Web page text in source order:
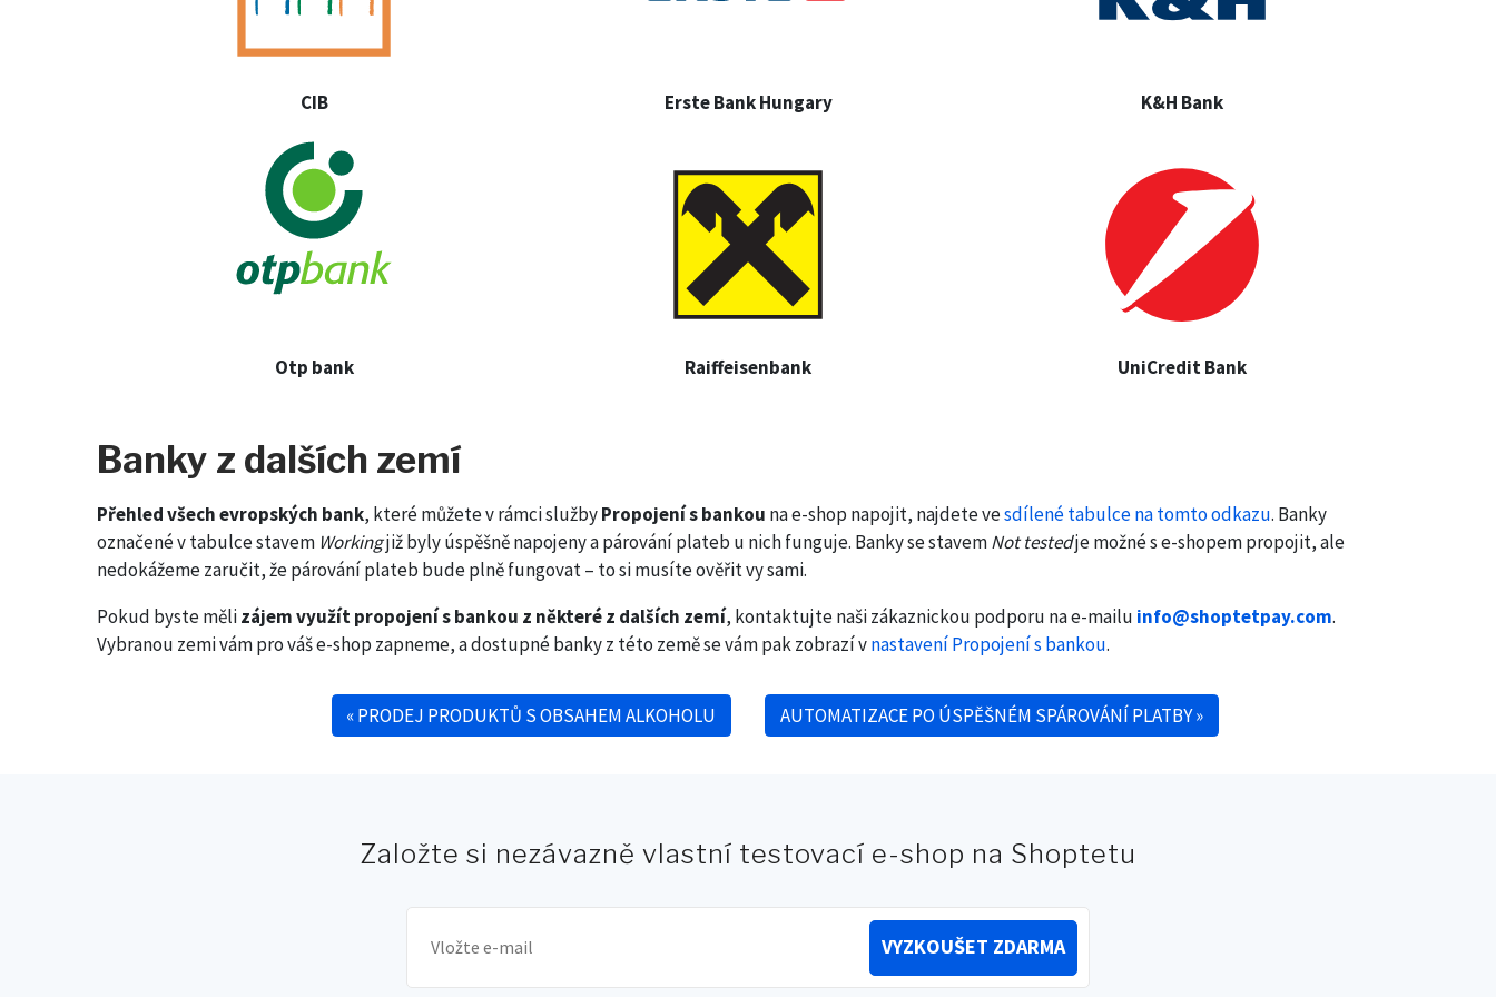
CIB Erste Bank Hungary K&H Bank
Otp bank Raiffeisenbank UniCredit Bank
Banky z dalších zemí
Přehled všech evropských bank, které můžete v rámci službyPropojení s bankou na e-shop napojit, najdete vesdílené tabulce na tomto odkazu. Banky
označené v tabulce stavem Workingjiž byly úspěšně napojeny a párování plateb u nich funguje. Banky se stavemNot testedje možné s e-shopem propojit, ale
nedokážeme zaručit, že párování plateb bude plně fungovat – to si musíte ověřit vy sami.
Pokud byste mělizájem využít propojení s bankou z některé z dalších zemí, kontaktujte naši zákaznickou podporu na e-mailu info@shoptetpay.com.
Vybranou zemi vám pro váš e-shop zapneme, a dostupné banky z této země se vám pak zobrazí vnastavení Propojení s bankou.
«PRODEJ PRODUKTŮ S OBSAHEM ALKOHOLU AUTOMATIZACE PO ÚSPĚŠNÉM SPÁROVÁNÍ PLATBY»
Založte si nezávazně vlastní testovací e-shop na Shoptetu
VYZKOUŠET ZDARMA